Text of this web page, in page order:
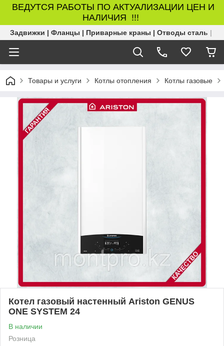
ВЕДУТСЯ РАБОТЫ ПО АКТУАЛИЗАЦИИ ЦЕН И
НАЛИЧИЯ !!!
Задвижки | Фланцы | Приварные краны | Отводы сталь |
Товары и услуги Котлы отопления Котлы газовые
Котел газовый настенный Ariston GENUS
ONE SYSTEM 24
В наличии
Розница